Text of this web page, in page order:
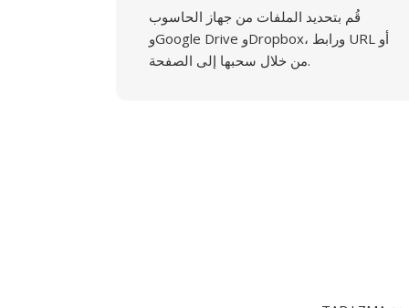
قُم بتحديد الملفات من جهاز الحاسوب
وGoogle Drive وDropbox، ورابط URL أو
من خلال سحبها إلى الصفحة.